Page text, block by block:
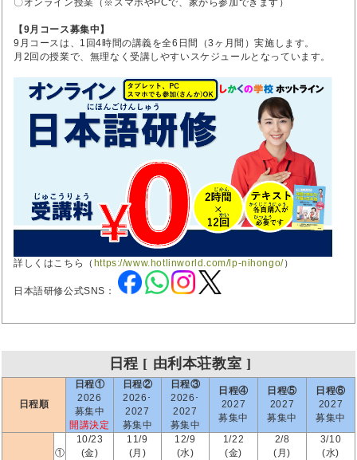
【9月コース募集中】
9月コースは、1回4時間の講義を全6日間（3ヶ月間）実施します。
月2回の授業で、無理なく受講しやすいスケジュールとなっています。
詳しくはこちら（ https://www.hotlinworld.com/lp-nihongo/）
日本語研修公式SNS：
日程 [ 由利本荘教室 ]
日程順
日程①
2026
募集中
開講決定
日程②
2026･
2027
募集中
日程③
2026･
2027
募集中
日程④
2027
募集中
日程⑤
2027
募集中
日程⑥
2027
募集中
①
10/23
(金)
11/9
(月)
12/9
(水)
1/22
(金)
2/8
(月)
3/10
(水)